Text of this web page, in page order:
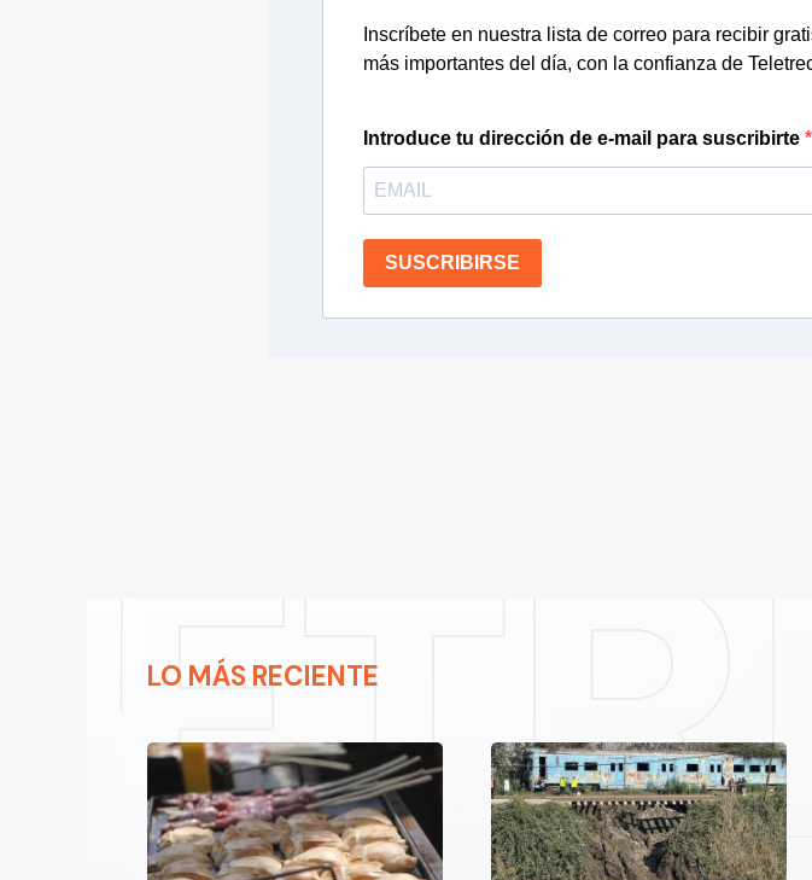
Inscríbete en nuestra lista de correo para recibir
más importantes del día, con la confianza de
Introduce tu dirección de e-mail para suscribirte
SUSCRIBIRSE
LO MÁS RECIENTE